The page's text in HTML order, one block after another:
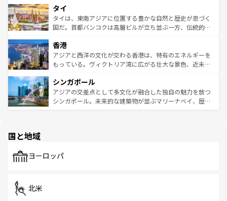
リティに包まれながら、韓国の多彩な魅力を心ゆくまで味
わってみてほしい。 なお、新着の韓国情報はコンテンツ一
覧を参照してほしい。
急速な発展と共に伝統が息づく。ハノイの古い町並みやホ
ーチミン市のフランス統治時代の建物も、独特の雰囲気を
醸し出している。また、バラエティの豊かさとおいしさで
とつ。フォーやバインミー、ベトナムコーヒーなどは、ぜ
ひ現地で味わいたい。どの地域を訪れてもあたたかい人々
が旅行者を迎えてくれるので、きっと忘れられない旅にな
参照してほしい。
タイ
タイは、東南アジアに位置する豊かな自然と歴史が息づく
国だ。首都バンコクは高層ビルが立ち並ぶ一方、伝統的な
の活気が交差している。北部ではチェンマイなどの山岳地
帯で自然と触れ合い、南部ではプーケットやクラビの美し
いビーチでリゾート気分を楽しむことができる。タイ料理
激する。気候は一年中温暖で、どの季節にも異なる楽しみ
が待っている。親しみやすいタイの人々、仏教を中心とし
た文化、そして多様な観光資源が、訪れる旅人を魅了し続
香港
アジアと西洋の文化が交わる香港は、特有のエネルギーを
もっている。ヴィクトリア湾に広がる壮大な景色、近未来
み、どこを訪れても感動するはず。観光スポットが密集し
ており、効率よく見どころを回れるのも魅力。息をのむよ
うな絶景から文化的な体験まで、香港を存分に楽しみ尽く
シンガポール
アジアの交差点として多文化が融合した独自の魅力を放つ
シンガポール。未来的な建築物が並ぶマリーナベイ、歴史
で、ホーカーズは地元の風情を楽しめる外せないスポット
国と地域
ヨーロッパ
北米